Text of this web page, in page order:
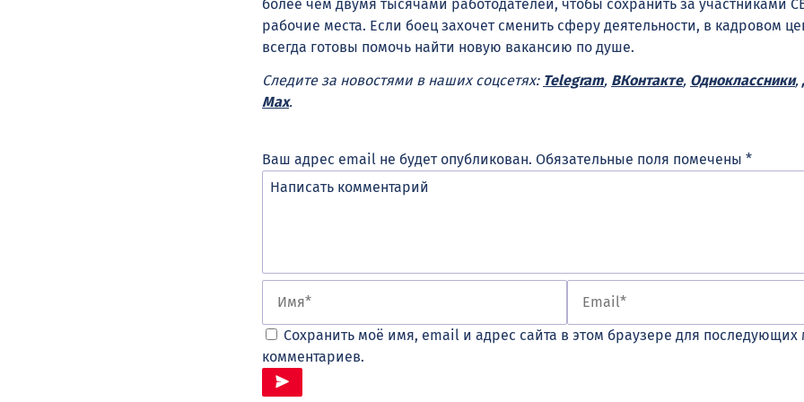
более чем двумя тысячами работодателей, чтобы сохранить за участниками
рабочие места. Если боец захочет сменить сферу деятельности, в кадровом
всегда готовы помочь найти новую вакансию по душе.
Следите за новостями в наших соцсетях: Telegram, ВКонтакте, Одноклассники,
Max.
Ваш адрес email не будет опубликован. Обязательные поля помечены *
Сохранить моё имя, email и адрес сайта в этом браузере для последующих
комментариев.